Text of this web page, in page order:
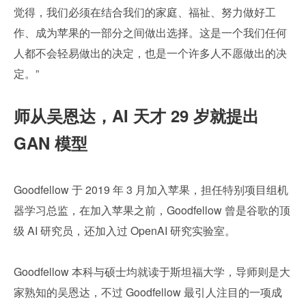
觉得，我们必须在结合我们的家庭、福祉、努力做好工
作、成为苹果的一部分之间做出选择。这是一个我们任何
人都不会轻易做出的决定，也是一个许多人不愿做出的决
定。”
师从吴恩达，AI 天才 29 岁就提出
GAN 模型
Goodfellow 于 2019 年 3 月加入苹果，担任特别项目组机
器学习总监，在加入苹果之前，Goodfellow 曾是谷歌的顶
级 AI 研究员，还加入过 OpenAI 研究实验室。
Goodfellow 本科与硕士均就读于斯坦福大学，导师则是大
家熟知的吴恩达，不过 Goodfellow 最引人注目的一项成